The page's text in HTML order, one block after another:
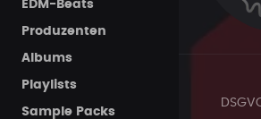
EDM-Beats
Produzenten
Albums
Playlists
Sample Packs